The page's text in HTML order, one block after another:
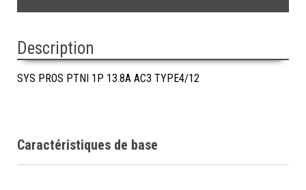
Description
SYS PROS PTNI 1P 13.8A AC3 TYPE4/12
Caractéristiques de base